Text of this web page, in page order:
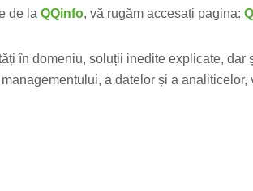
de la QQinfo, vă rugăm accesați pagina:
în domeniu, soluții inedite explicate, dar
a datelor și a analiticelor,